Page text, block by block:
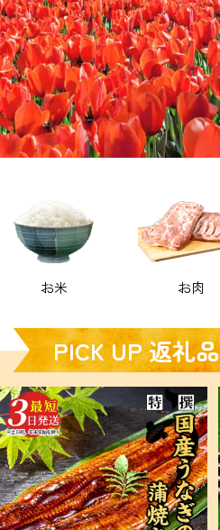
お米 お肉
PICK UP 返礼品